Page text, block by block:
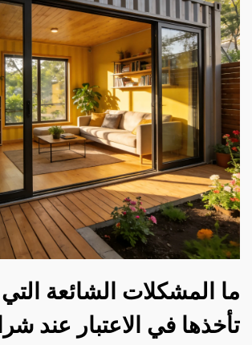
ما المشكلات الشائعة
تأخذها في الاعتبار عند